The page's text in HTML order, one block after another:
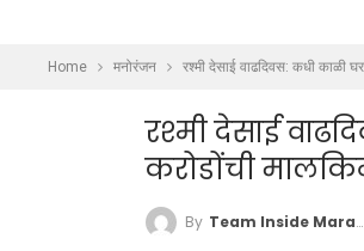
Home मनोरंजन रश्मी देसाई वाढदिवस: कधी काळी
रश्मी देसाई
करोडोंची
By Team Inside Marathi